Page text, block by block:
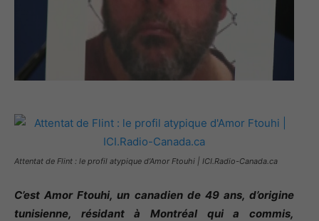
Attentat de Flint : le profil atypique d’Amor Ftouhi | ICI.Radio-Canada.ca
C’est Amor Ftouhi, un canadien de 49 ans, d’origine
tunisienne, résidant à Montréal qui a commis,